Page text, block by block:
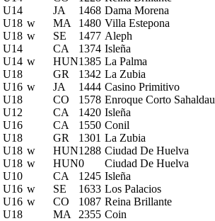
U14 JA 1468 Dama Morena
U18 w MA 1480 Villa Estepona
U18 w SE 1477 Aleph
U14 CA 1374 Isleña
U14 w HUN1385 La Palma
U18 GR 1342 La Zubia
U16 w JA 1444 Casino Primitivo
U18 CO 1578 Enroque Corto Sahaldau
U12 CA 1420 Isleña
U16 CA 1550 Conil
U18 GR 1301 La Zubia
U18 w HUN1288 Ciudad De Huelva
U18 w HUN0 Ciudad De Huelva
U10 CA 1245 Isleña
U16 w SE 1633 Los Palacios
U16 w CO 1087 Reina Brillante
U18 MA 2355 Coin